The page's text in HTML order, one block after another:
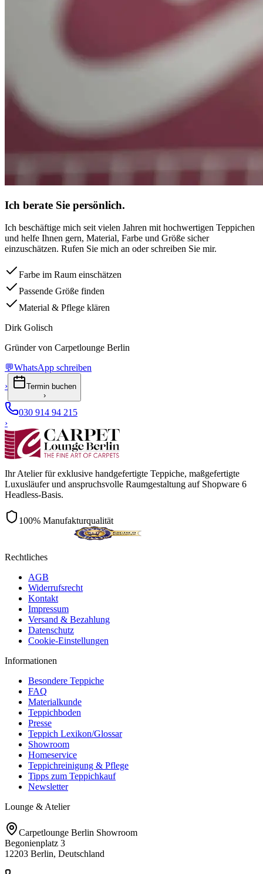
Ich berate Sie persönlich.
Ich beschäftige mich seit vielen Jahren mit hochwertigen Teppichen
und helfe Ihnen gern, Material, Farbe und Größe sicher
einzuschätzen. Rufen Sie mich an oder schreiben Sie mir.
Farbe im Raum einschätzen
Passende Größe finden
Material & Pflege klären
Dirk Golisch
Gründer von Carpetlounge Berlin
💬WhatsApp schreiben
›
Termin buchen
›
030 914 94 215
›
Ihr Atelier für exklusive handgefertigte Teppiche, maßgefertigte
Luxusläufer und anspruchsvolle Raumgestaltung auf Shopware 6
Headless-Basis.
100% Manufakturqualität
Rechtliches
AGB
Widerrufsrecht
Kontakt
Impressum
Versand & Bezahlung
Datenschutz
Cookie-Einstellungen
Informationen
Besondere Teppiche
FAQ
Materialkunde
Teppichboden
Presse
Teppich Lexikon/Glossar
Showroom
Homeservice
Teppichreinigung & Pflege
Tipps zum Teppichkauf
Newsletter
Lounge & Atelier
Carpetlounge Berlin Showroom
Begonienplatz 3
12203 Berlin, Deutschland